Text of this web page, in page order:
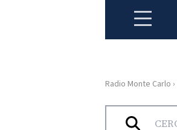
HOME
Radio Monte Carlo ›
Archivi:Eventi